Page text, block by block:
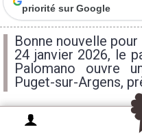
priorité sur Google
Bonne nouvelle
24 janvier 2026, le
Palomano ouvre
Puget-sur-Argens,
Sur850 m² , les enfants